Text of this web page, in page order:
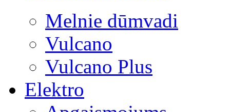
Melnie dūmvadi
Vulcano
Vulcano Plus
Elektro